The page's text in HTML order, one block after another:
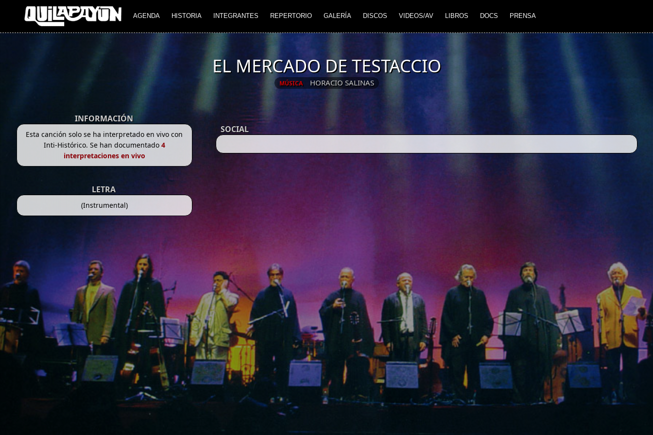
AGENDA HISTORIA INTEGRANTES REPERTORIO GALERÍA DISCOS VIDEOS/AV LIBROS DOCS PRENSA
EL MERCADO DE TESTACCIO
MÚSICA HORACIO SALINAS
INFORMACIÓN
Esta canción solo se ha interpretado en vivo con
Inti-Histórico. Se han documentado 4
interpretaciones en vivo
LETRA
(Instrumental)
SOCIAL